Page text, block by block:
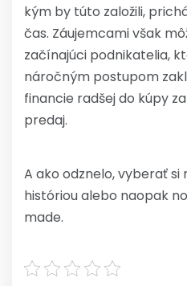
kým by túto založili,
čas. Záujemcami však
začínajúci podnikatelia,
náročným postupom
financie radšej do kúpy
predaj.
A ako odznelo, vyberať si
históriou alebo naopak
made.